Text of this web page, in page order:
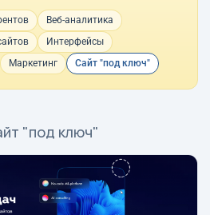
Веб-аналитика
Интерфейсы
Маркетинг Сайт "под ключ"
"под ключ"